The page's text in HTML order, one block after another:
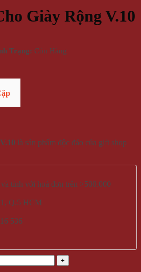
Giày Rộng V.10
Trạng: Còn Hàng
là sản phẩm độc đáo của gift shop
tỉnh với hoá đơn trên >500.000
Q.5 HCM
536